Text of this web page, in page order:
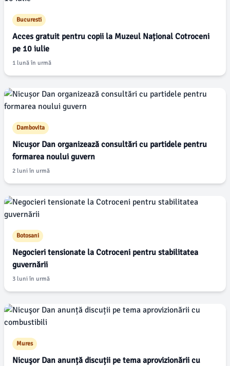
Bucuresti
Acces gratuit pentru copii la Muzeul Național Cotroceni
pe 10 iulie
1 lună în urmă
Dambovita
Nicușor Dan organizează consultări cu partidele pentru
formarea noului guvern
2 luni în urmă
Botosani
Negocieri tensionate la Cotroceni pentru stabilitatea
guvernării
3 luni în urmă
Mures
Nicuşor Dan anunță discuții pe tema aprovizionării cu